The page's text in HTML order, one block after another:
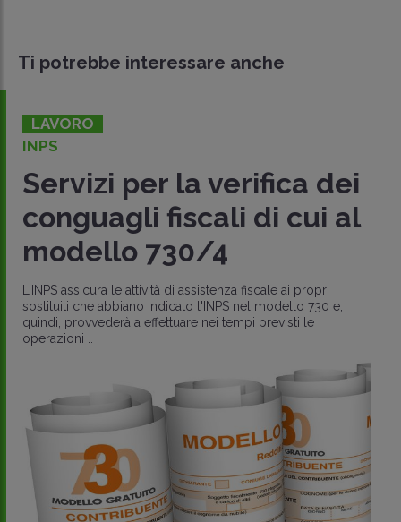
Ti potrebbe interessare anche
LAVORO
INPS
Servizi per la verifica dei
conguagli fiscali di cui al
modello 730/4
L'INPS assicura le attività di assistenza fiscale ai propri
sostituiti che abbiano indicato l'INPS nel modello 730 e,
quindi, provvederà a effettuare nei tempi previsti le
operazioni ..